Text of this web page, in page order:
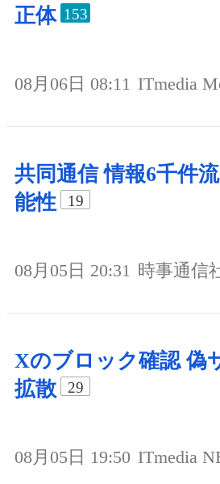
正体 153
08月06日 08:11 ITmedia
共同通信 情報6千件
能性
19
08月05日 20:31 時事通信
Xのブロック確認 偽
拡散
29
08月05日 19:50 ITmedia